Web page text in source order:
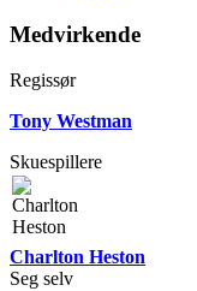
Medvirkende
Regissør
Tony Westman
Skuespillere
Charlton Heston
Seg selv